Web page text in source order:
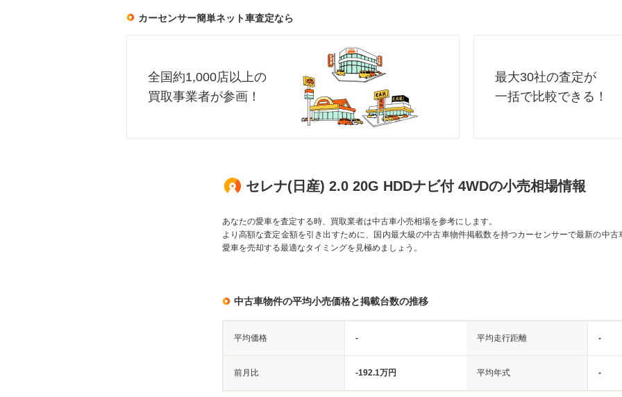
カーセンサー簡単ネット車査定なら
全国約1,000店以上の
買取事業者が参画！
最大30社の査定が
一括で比較できる！
セレナ(日産) 2.0 20G HDDナビ付 4WDの小売相場情報
あなたの愛車を査定する時、買取業者は中古車小売相場を参考にします。
より高額な査定金額を引き出すために、国内最大級の中古車物件掲載数を持つカーセンサーで最新の中古
愛車を売却する最適なタイミングを見極めましょう。
中古車物件の平均小売価格と掲載台数の推移
平均価格 - 平均走行距離 -
前月比 -192.1万円 平均年式 -